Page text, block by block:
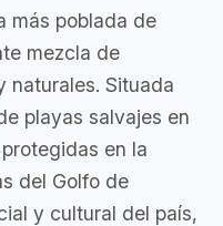
más poblada de
mezcla de
naturales. Situada
playas salvajes en
en la
del Golfo de
y cultural del país,